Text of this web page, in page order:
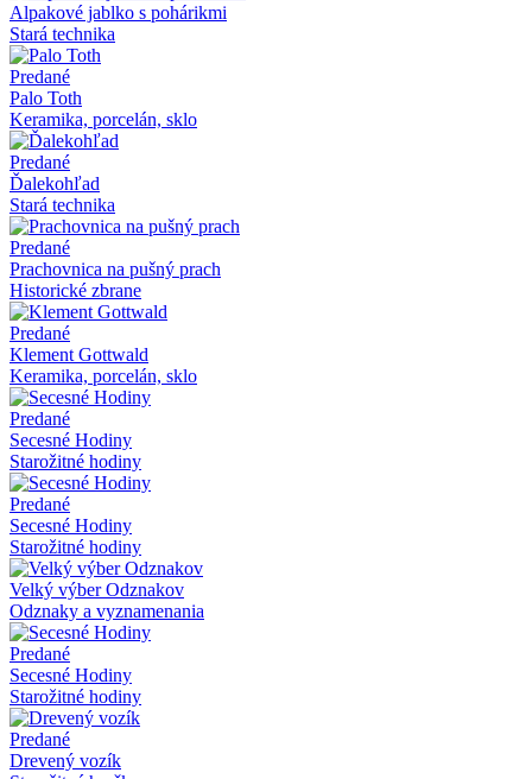
Alpakové jablko s pohárikmi
Stará technika
Predané
Palo Toth
Keramika, porcelán, sklo
Predané
Ďalekohľad
Stará technika
Predané
Prachovnica na pušný prach
Historické zbrane
Predané
Klement Gottwald
Keramika, porcelán, sklo
Predané
Secesné Hodiny
Starožitné hodiny
Predané
Secesné Hodiny
Starožitné hodiny
Velký výber Odznakov
Odznaky a vyznamenania
Predané
Secesné Hodiny
Starožitné hodiny
Predané
Drevený vozík